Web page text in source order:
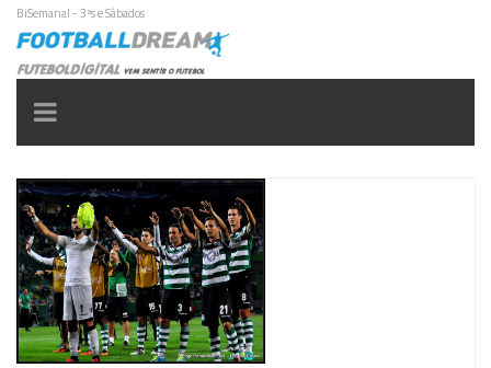
BiSemanal - 3ªs e Sábados
Toggle
navigation